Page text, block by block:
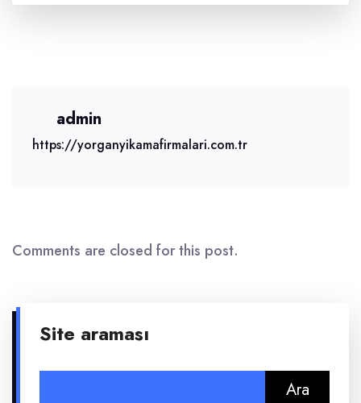
admin
https://yorganyikamafirmalari.com.tr
Comments are closed for this post.
Site araması